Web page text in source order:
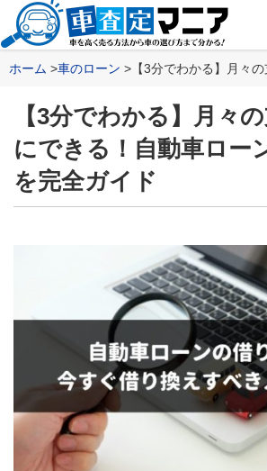
ホーム 車のローン 【3分でわかる】月々
【3分でわかる】月々
にできる！自動車ロー
を完全ガイド